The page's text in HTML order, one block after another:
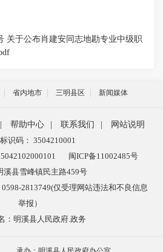
关于公布肖建安同志地勘专业中级职
省内地市 三明县区 新闻媒体
帮助中心 联系我们
网站说明
识码： 3504210001
闽ICP备11002485号
溪县雪峰镇民主路459号
2813749(仅受理网站违法和不良信息
举报）
：明溪县人民政府.政务